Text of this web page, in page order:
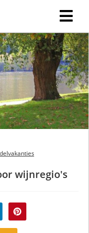
wijnregio's